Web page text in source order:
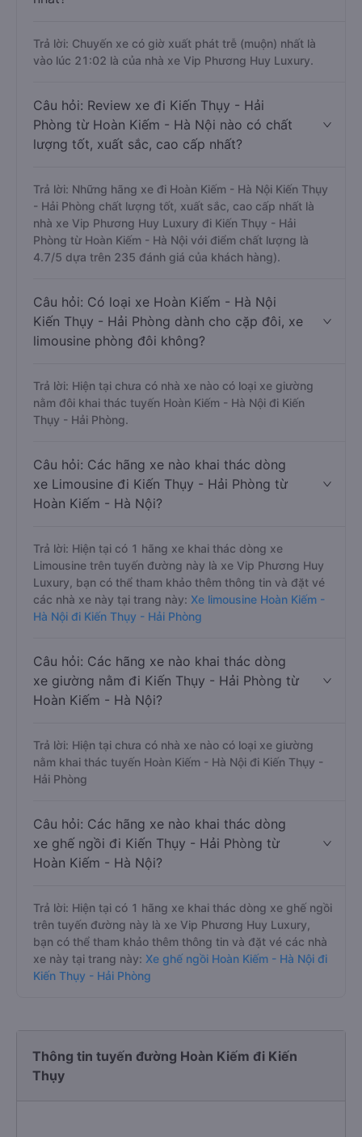
Trả lời: Chuyến xe có giờ xuất phát trễ (muộn) nhất là
vào lúc 21:02 là của nhà xe Vip Phương Huy Luxury.
Câu hỏi: Review xe đi Kiến Thụy - Hải
Phòng từ Hoàn Kiếm - Hà Nội nào có chất
lượng tốt, xuất sắc, cao cấp nhất?
Trả lời: Những hãng xe đi Hoàn Kiếm - Hà Nội Kiến Thụy
- Hải Phòng chất lượng tốt, xuất sắc, cao cấp nhất là
nhà xe Vip Phương Huy Luxury đi Kiến Thụy - Hải
Phòng từ Hoàn Kiếm - Hà Nội với điểm chất lượng là
4.7/5 dựa trên 235 đánh giá của khách hàng).
Câu hỏi: Có loại xe Hoàn Kiếm - Hà Nội
Kiến Thụy - Hải Phòng dành cho cặp đôi, xe
limousine phòng đôi không?
Trả lời: Hiện tại chưa có nhà xe nào có loại xe giường
nằm đôi khai thác tuyến Hoàn Kiếm - Hà Nội đi Kiến
Thụy - Hải Phòng.
Câu hỏi: Các hãng xe nào khai thác dòng
xe Limousine đi Kiến Thụy - Hải Phòng từ
Hoàn Kiếm - Hà Nội?
Trả lời: Hiện tại có 1 hãng xe khai thác dòng xe
Limousine trên tuyến đường này là xe Vip Phương Huy
Luxury, bạn có thể tham khảo thêm thông tin và đặt vé
các nhà xe này tại trang này: Xe limousine Hoàn Kiếm -
Hà Nội đi Kiến Thụy - Hải Phòng
Câu hỏi: Các hãng xe nào khai thác dòng
xe giường nằm đi Kiến Thụy - Hải Phòng từ
Hoàn Kiếm - Hà Nội?
Trả lời: Hiện tại chưa có nhà xe nào có loại xe giường
nằm khai thác tuyến Hoàn Kiếm - Hà Nội đi Kiến Thụy -
Hải Phòng
Câu hỏi: Các hãng xe nào khai thác dòng
xe ghế ngồi đi Kiến Thụy - Hải Phòng từ
Hoàn Kiếm - Hà Nội?
Trả lời: Hiện tại có 1 hãng xe khai thác dòng xe ghế ngồi
trên tuyến đường này là xe Vip Phương Huy Luxury,
bạn có thể tham khảo thêm thông tin và đặt vé các nhà
xe này tại trang này: Xe ghế ngồi Hoàn Kiếm - Hà Nội đi
Kiến Thụy - Hải Phòng
Thông tin tuyến đường Hoàn Kiếm đi Kiến
Thụy